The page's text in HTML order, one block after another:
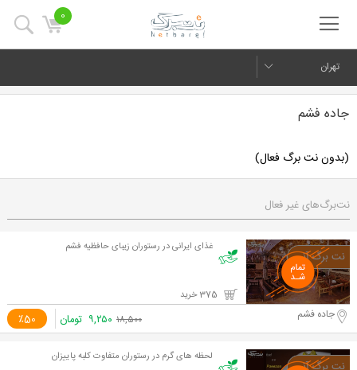
0
تهران
جاده فشم
(بدون نت برگ فعال)
نت‌برگ‌های غیر فعال
غذای ایرانی در رستوران زیبای حافظیه فشم
٪50 جاده فشم ۱۸,۵۰۰ ۹,۲۵۰ تومان
لحظه های گرم در رستوران متفاوت کلبه پاییزان